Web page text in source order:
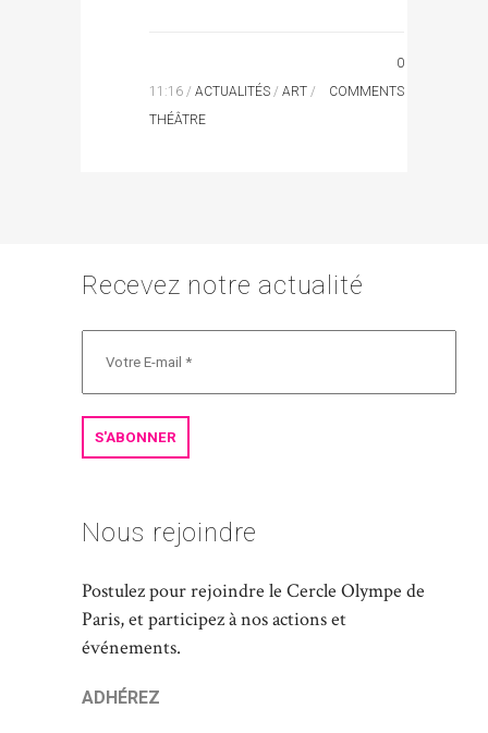
11:16 / ACTUALITÉS / ART /
THÉÂTRE
0
COMMENTS
Recevez notre actualité
Nous rejoindre
Postulez pour rejoindre le Cercle Olympe de
Paris, et participez à nos actions et
événements.
ADHÉREZ